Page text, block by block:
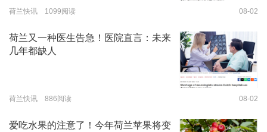
荷兰快讯 1099阅读 08-02
荷兰又一种医生告急！医院直言：未来
几年都缺人
荷兰快讯 886阅读 08-02
爱吃水果的注意了！今年荷兰苹果将变